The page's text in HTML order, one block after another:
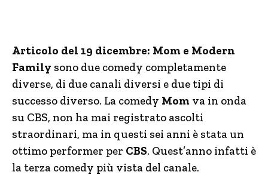
Articolo del 19 dicembre: Mom e Modern
Family sono due comedy completamente
diverse, di due canali diversi e due tipi di
successo diverso. La comedy Mom va in onda
su CBS, non ha mai registrato ascolti
straordinari, ma in questi sei anni è stata un
ottimo performer per CBS. Quest’anno infatti è
la terza comedy più vista del canale.